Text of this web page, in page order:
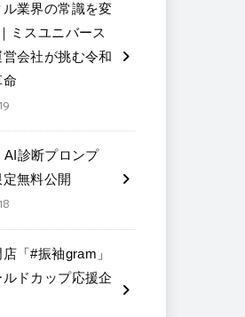
業界の常識を変
ミスユニバース
会社が挑む令和
命
AI診断プロンプ
無料公開
「#振袖gram」
ドカップ応援企